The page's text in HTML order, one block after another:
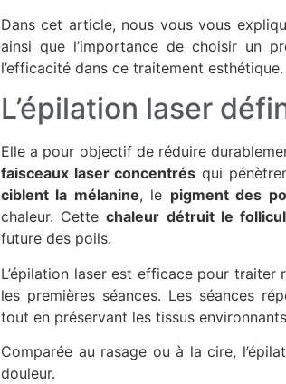
Dans cet article, nous vous vous
ainsi que l’importance de choisir un
l’efficacité dans ce traitement esthétique.
L’épilation laser
Elle a pour objectif de réduire
faisceaux laser concentrés qui
ciblent la mélanine, le pigment des
chaleur. Cettechaleur détruit le
future des poils.
L’épilation laser est efficace pour
les premières séances. Les séances
tout en préservant les tissus
Comparée au rasage ou à la cire,
douleur.